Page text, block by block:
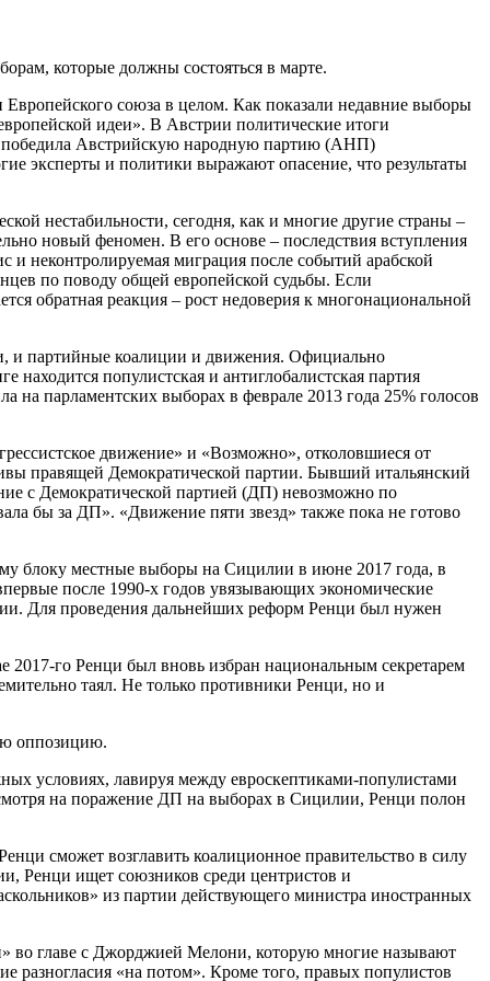
которые должны состояться в марте.
союза в целом. Как показали недавние выборы
идеи». В Австрии политические итоги
победила Австрийскую народную партию (АНП)
эксперты и политики выражают опасение, что результаты
нестабильности, сегодня, как и многие другие страны –
новый феномен. В его основе – последствия вступления
и неконтролируемая миграция после событий арабской
по поводу общей европейской судьбы. Если
обратная реакция – рост недоверия к многонациональной
и партийные коалиции и движения. Официально
находится популистская и антиглобалистская партия
на парламентских выборах в феврале 2013 года 25% голосов
движение» и «Возможно», отколовшиеся от
правящей Демократической партии. Бывший итальянский
с Демократической партией (ДП) невозможно по
бы за ДП». «Движение пяти звезд» также пока не готово
блоку местные выборы на Сицилии в июне 2017 года, в
после 1990-х годов увязывающих экономические
Для проведения дальнейших реформ Ренци был нужен
го Ренци был вновь избран национальным секретарем
таял. Не только противники Ренци, но и
оппозицию.
условиях, лавируя между евроскептиками-популистами
на поражение ДП на выборах в Сицилии, Ренци полон
сможет возглавить коалиционное правительство в силу
Ренци ищет союзников среди центристов и
из партии действующего министра иностранных
во главе с Джорджией Мелони, которую многие называют
«на потом». Кроме того, правых популистов